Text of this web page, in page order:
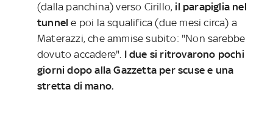
(dalla panchina) verso Cirillo, il parapiglia nel
tunnel e poi la squalifica (due mesi circa) a
Materazzi, che ammise subito: "Non sarebbe
dovuto accadere". I due si ritrovarono pochi
giorni dopo alla Gazzetta per scuse e una
stretta di mano.